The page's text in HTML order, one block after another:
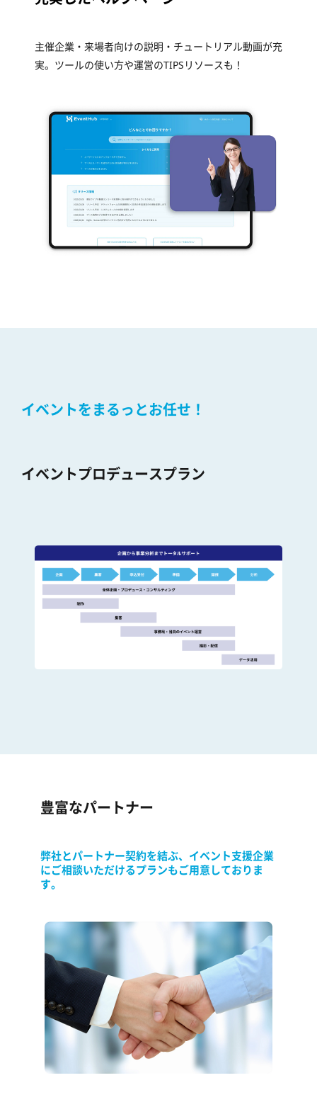
主催企業・来場者向けの説明・チュートリアル動画が充
実。 ツールの使い方や運営のTIPSリソースも！
イベントをまるっとお任せ！
イベントプロデュースプラン
豊富なパートナー
弊社とパートナー契約を結ぶ、イベント支援企業
にご相談いただけるプランもご用意しておりま
す。